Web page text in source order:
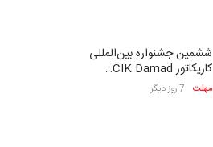
ششمین جشنواره بین‌المللی
کاریکاتور CIK Damad…
مهلت 7 روز دیگر